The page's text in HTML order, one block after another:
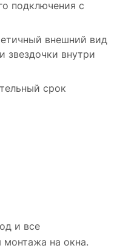
подключения с
внешний вид
звездочки внутри
срок
и все
на окна.